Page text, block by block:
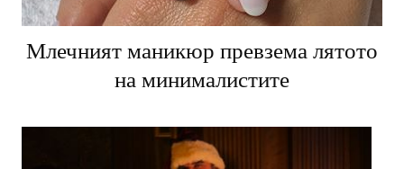
Млечният маникюр превзема лятото
на минималистите